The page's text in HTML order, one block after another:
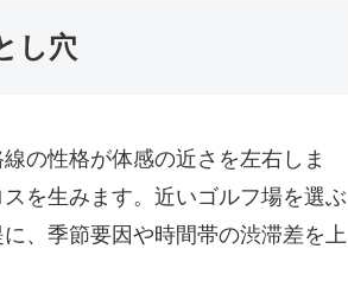
し穴
の性格が体感の近さを左右しま
を生みます。近いゴルフ場を選ぶ
、季節要因や時間帯の渋滞差を上